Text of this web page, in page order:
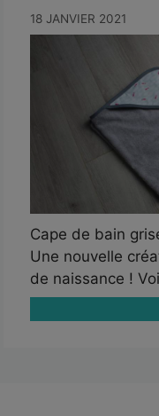
18 JANVIER 2021
Cape de bain
Une nouvelle
de naissance !